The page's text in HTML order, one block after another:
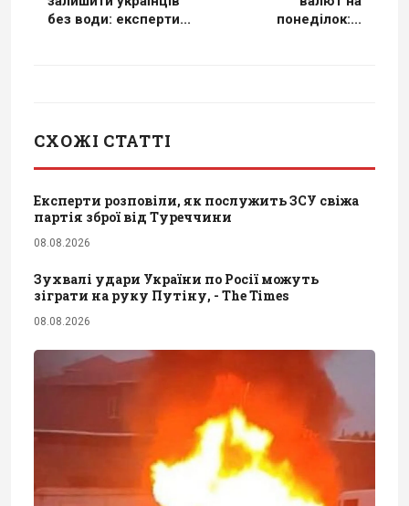
без води: експерти...
понеділок:...
СХОЖІ СТАТТІ
Експерти розповіли, як послужить ЗСУ свіжа
партія зброї від Туреччини
08.08.2026
Зухвалі удари України по Росії можуть
зіграти на руку Путіну, - The Times
08.08.2026